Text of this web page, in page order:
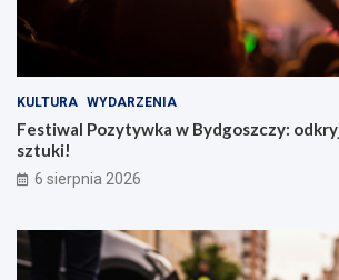
KULTURA WYDARZENIA
Festiwal Pozytywka w Bydgoszczy:
sztuki!
6 sierpnia 2026